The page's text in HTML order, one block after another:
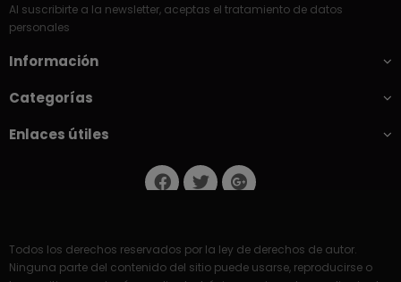
Al suscribirte a la newsletter, aceptas el tratamiento de datos
personales
Información
Categorías
Enlaces útiles
Todos los derechos reservados por la ley de derechos de autor.
Ninguna parte del contenido del sitio puede usarse, reproducirse o